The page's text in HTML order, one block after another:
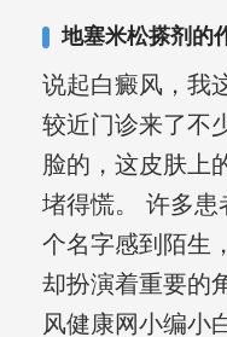
其对女性
验。
地塞米松搽剂的
说起白癜风，我
较近门诊来了不
脸的，这皮肤上
堵得慌。 许多患
个名字感到陌生
却扮演着重要的
风健康网小编小